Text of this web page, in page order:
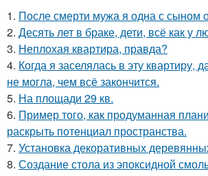
1. После смерти мужа я одна с сыном
2. Десять лет в браке, дети, всё как у
3. Неплохая квартира, правда?
4. Когда я заселялась в эту квартиру,
не могла, чем всё закончится.
5. На площади 29 кв.
6. Пример того, как продуманная
раскрыть потенциал пространства.
7. Установка декоративных
8. Создание стола из эпоксидной